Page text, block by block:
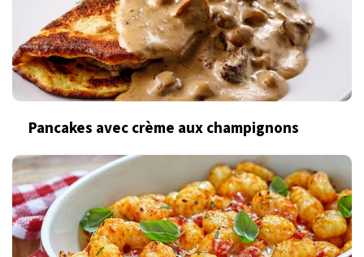
Pancakes avec crème aux champignons